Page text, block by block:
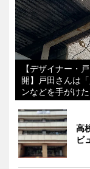
【デザイナー・
開】戸田さんは
ンなどを手がけた
高
ビ